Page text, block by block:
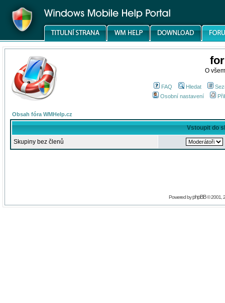
O
FAQ Hledat
Osobní nastavení
Obsah fóra WMHelp.cz
Vstoupit do
Skupiny bez členů
Powered byphpBB© 2001,